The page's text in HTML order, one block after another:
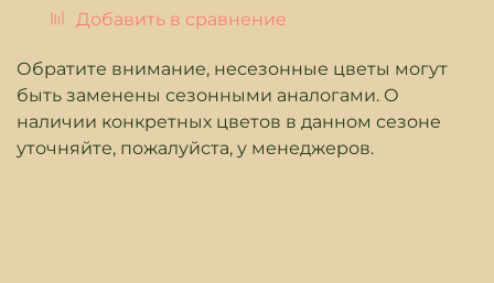
Добавить в сравнение
Обратите внимание, несезонные цветы могут
быть заменены сезонными аналогами. О
наличии конкретных цветов в данном сезоне
уточняйте, пожалуйста, у менеджеров.